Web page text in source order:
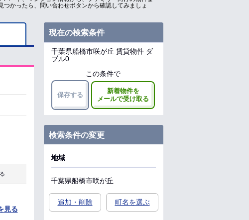
かったら、問い合わせボタンから確認してみましょ
見る
現在の検索条件
千葉県船橋市咲が丘 賃貸物件 ダ
ブル0
この条件で
保存する
新着物件を
メールで受け取る
検索条件の変更
地域
千葉県船橋市咲が丘
追加・削除 町名を選ぶ